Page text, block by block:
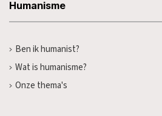
Humanisme
Ben ik humanist?
Wat is humanisme?
Onze thema's